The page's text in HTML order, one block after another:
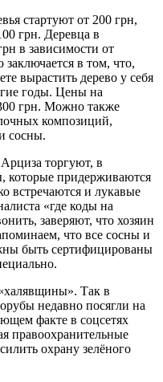
стартуют от 200 грн,
грн. Деревца в
в зависимости от
в том, что,
вырастить дерево у себя
годы. Цены на
грн. Можно также
композиций,
сосны.
торгуют, в
которые придерживаются
встречаются и лукавые
«где коды на
заверяют, что хозяин
что все сосны и
быть сертифицированы
Так в
недавно посягли на
факте в соцсетях
правоохранительные
охрану зелёного